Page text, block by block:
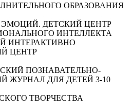
ОБРАЗОВАНИЯ
ДЕТСКИЙ ЦЕНТР
ИНТЕЛЛЕКТА
ИНТЕРАКТИВНО
ЦЕНТР
ПОЗНАВАТЕЛЬНО-
ЖУРНАЛ ДЛЯ ДЕТЕЙ 3-10
ТВОРЧЕСТВА